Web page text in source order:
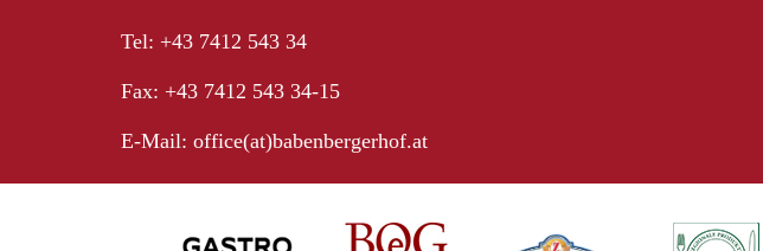
Tel: +43 7412 543 34
Fax: +43 7412 543 34-15
E-Mail: office(at)babenbergerhof.at